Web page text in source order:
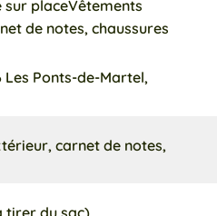
sur placeVêtements
de notes, chaussures
Les Ponts-de-Martel,
carnet de notes,